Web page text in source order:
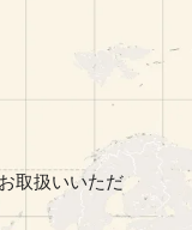
取扱いいただ